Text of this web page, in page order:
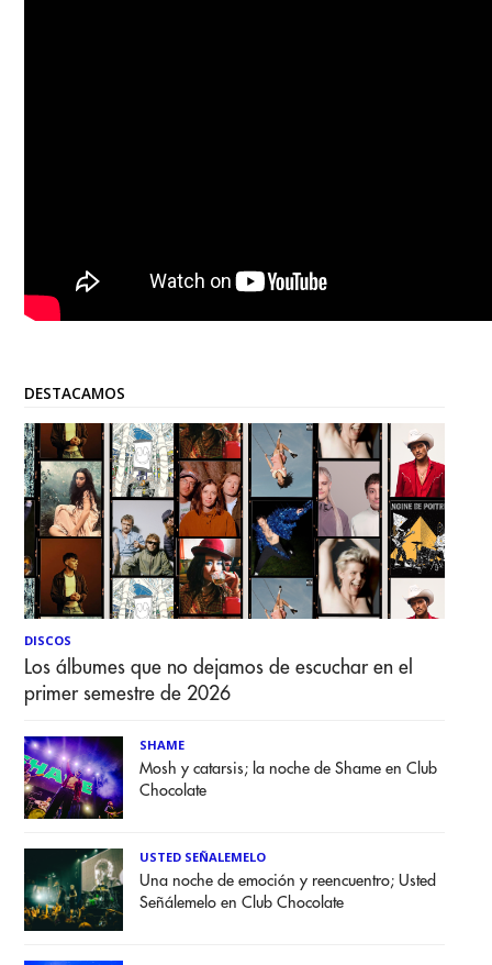
DESTACAMOS
DISCOS
Los álbumes que no dejamos de escuchar en el
primer semestre de 2026
SHAME
Mosh y catarsis; la noche de Shame en Club
Chocolate
USTED SEÑALEMELO
Una noche de emoción y reencuentro; Usted
Señálemelo en Club Chocolate